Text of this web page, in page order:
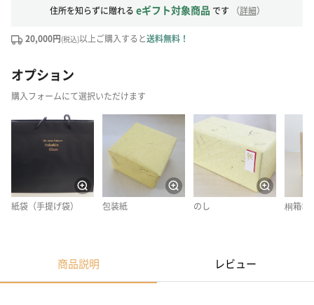
住所を知らずに贈れる eギフト対象商品 です （詳細）
20,000円(税込)以上ご購入すると送料無料！
オプション
購入フォームにて選択いただけます
紙袋（手提げ袋） 包装紙 のし 桐箱③
商品説明 レビュー